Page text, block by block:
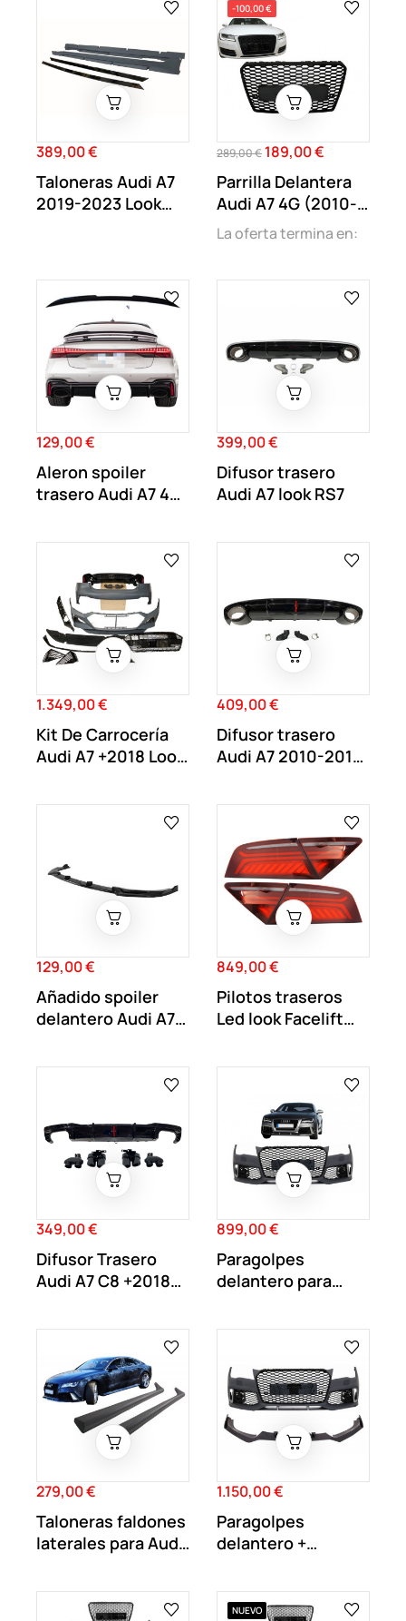
Precio
389,00 €
Taloneras Audi A7
2019-2023 Look
-100,00 €
Precio
regular
289,00 € Precio
189,00 €
Parrilla Delantera
Audi A7 4G (2010-
2014) look RS7
La oferta termina en:
Precio
129,00 €
Aleron spoiler
trasero Audi A7 4K8
Precio
399,00 €
Difusor trasero
Audi A7 look RS7
Precio
1.349,00 €
Kit De Carrocería
Audi A7 +2018 Look
Precio
409,00 €
Difusor trasero
Audi A7 2010-2014
Precio
129,00 €
Añadido spoiler
delantero Audi A7
Precio
849,00 €
Pilotos traseros
Led look Facelift
Precio
349,00 €
Difusor Trasero
Audi A7 C8 +2018
Precio
899,00 €
Paragolpes
delantero para
2014...
Precio
279,00 €
Taloneras faldones
laterales para Audi
Precio
1.150,00 €
Paragolpes
delantero +
para...
NUEVO